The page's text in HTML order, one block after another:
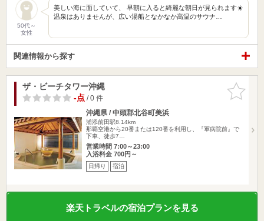
50代～
女性
美しい海に面していて、 早朝に入ると綺麗な朝日が見られます☀️
温泉はありませんが、広い湯船となかなか高温のサウナ…
関連情報から探す
お気に入
りに追加
ザ・ビーチタワー沖縄
-点/ 0 件
沖縄県 / 中頭郡北谷町美浜
浦添前田駅8.14km
那覇空港から20番または120番を利用し、『軍病院前』で
下車、徒歩7…
営業時間 7:00～23:00
入浴料金 700円～
日帰り 宿泊
楽天トラベルの宿泊プランを見る